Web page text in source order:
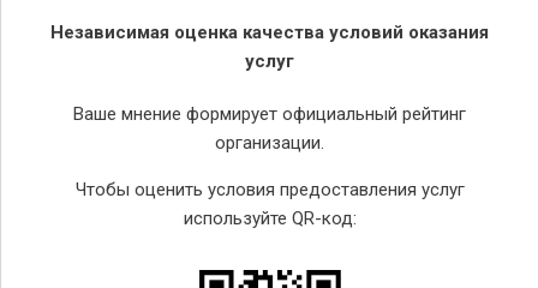
Независимая оценка качества условий оказания
услуг
Ваше мнение формирует официальный рейтинг
организации.
Чтобы оценить условия предоставления услуг
используйте QR-код: